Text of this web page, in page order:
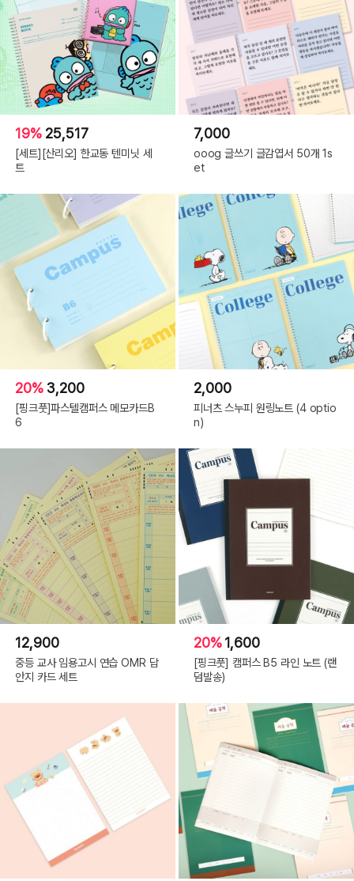
19% 25,517
[세트][산리오] 한교동 텐미닛 세
트
7,000
ooog 글쓰기 글감엽서 50개 1s
et
20% 3,200
[핑크풋]파스텔캠퍼스 메모카드B
6
2,000
피너츠 스누피 원링노트 (4 optio
n)
12,900
중등 교사 임용고시 연습 OMR 답
안지 카드 세트
20%1,600
[핑크풋] 캠퍼스 B5 라인 노트 (랜
덤발송)